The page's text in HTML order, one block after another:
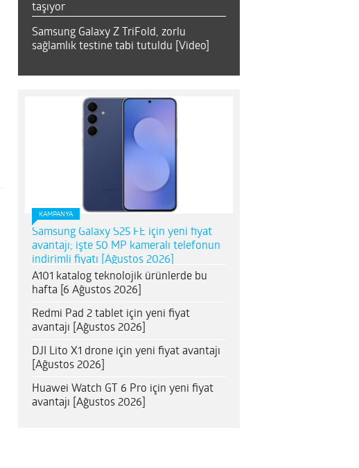
taşıyor
Samsung Galaxy Z TriFold, zorlu
sağlamlık testine tabi tutuldu [Video]
KAMPANYA
Samsung Galaxy S25 FE için yeni fiyat
avantajı; işte 50 MP kameralı telefonun
indirimli fiyatı [Ağustos 2026]
A101 katalog teknolojik ürünlerde bu
hafta [6 Ağustos 2026]
Redmi Pad 2 tablet için yeni fiyat
avantajı [Ağustos 2026]
DJI Lito X1 drone için yeni fiyat avantajı
[Ağustos 2026]
Huawei Watch GT 6 Pro için yeni fiyat
avantajı [Ağustos 2026]